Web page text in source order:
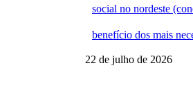
social no nordeste
benefício dos mais
22 de julho de 2026